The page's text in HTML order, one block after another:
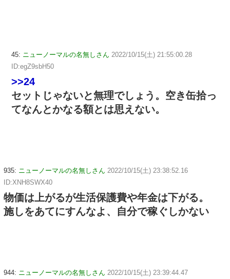
45: ニューノーマルの名無しさん 2022/10/15(土) 21:55:00.28
ID:egZ9sbH50
>>24
セットじゃないと無理でしょう。空き缶拾っ
てなんとかなる額とは思えない。
935: ニューノーマルの名無しさん 2022/10/15(土) 23:38:52.16
ID:XNH8SWX40
物価は上がるが生活保護費や年金は下がる。
施しをあてにすんなよ、自分で稼ぐしかない
944: ニューノーマルの名無しさん 2022/10/15(土) 23:39:44.47